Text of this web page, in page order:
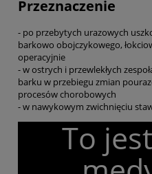
Przeznaczenie
- po przebytych urazowych
barkowo obojczykowego,
operacyjnie
- w ostrych i przewlekłych
barku w przebiegu zmian
procesów chorobowych
- w nawykowym zwichnięciu
To